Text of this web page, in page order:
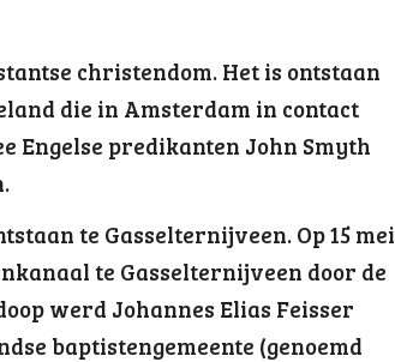
christendom. Het is ontstaan
die in Amsterdam in contact
Engelse predikanten John Smyth
te Gasselternijveen. Op 15 mei
te Gasselternijveen door de
werd Johannes Elias Feisser
baptistengemeente (genoemd